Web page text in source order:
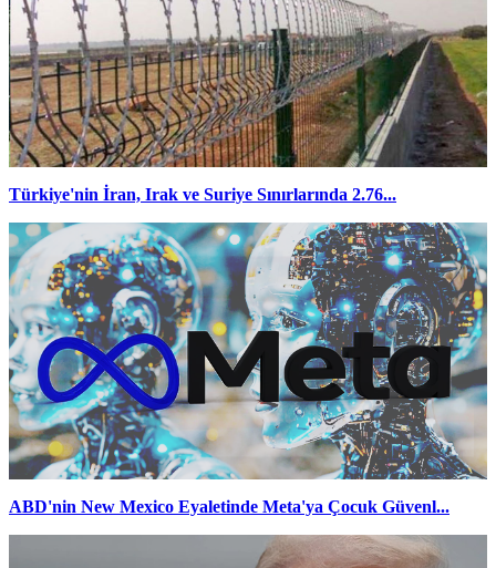
Türkiye'nin İran, Irak ve Suriye Sınırlarında 2.76...
ABD'nin New Mexico Eyaletinde Meta'ya Çocuk Güvenl...